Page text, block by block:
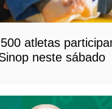
atletas
neste sábado